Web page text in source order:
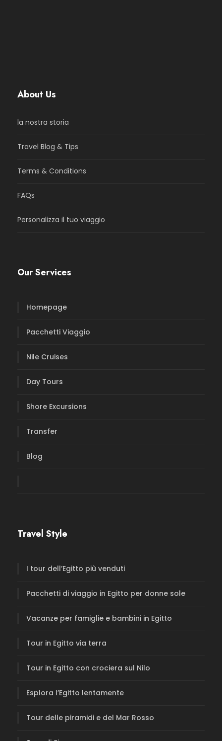
About Us
la nostra storia
Travel Blog & Tips
Terms & Conditions
FAQs
Personalizza il tuo viaggio
Our Services
Homepage
Pacchetti Viaggio
Nile Cruises
Day Tours
Shore Excursions
Transfer
Blog
Travel Style
I tour dell’Egitto più venduti
Pacchetti di viaggio in Egitto per donne sole
Vacanze per famiglie e bambini in Egitto
Tour in Egitto via terra
Tour in Egitto con crociera sul Nilo
Esplora l’Egitto lentamente
Tour delle piramidi e del Mar Rosso